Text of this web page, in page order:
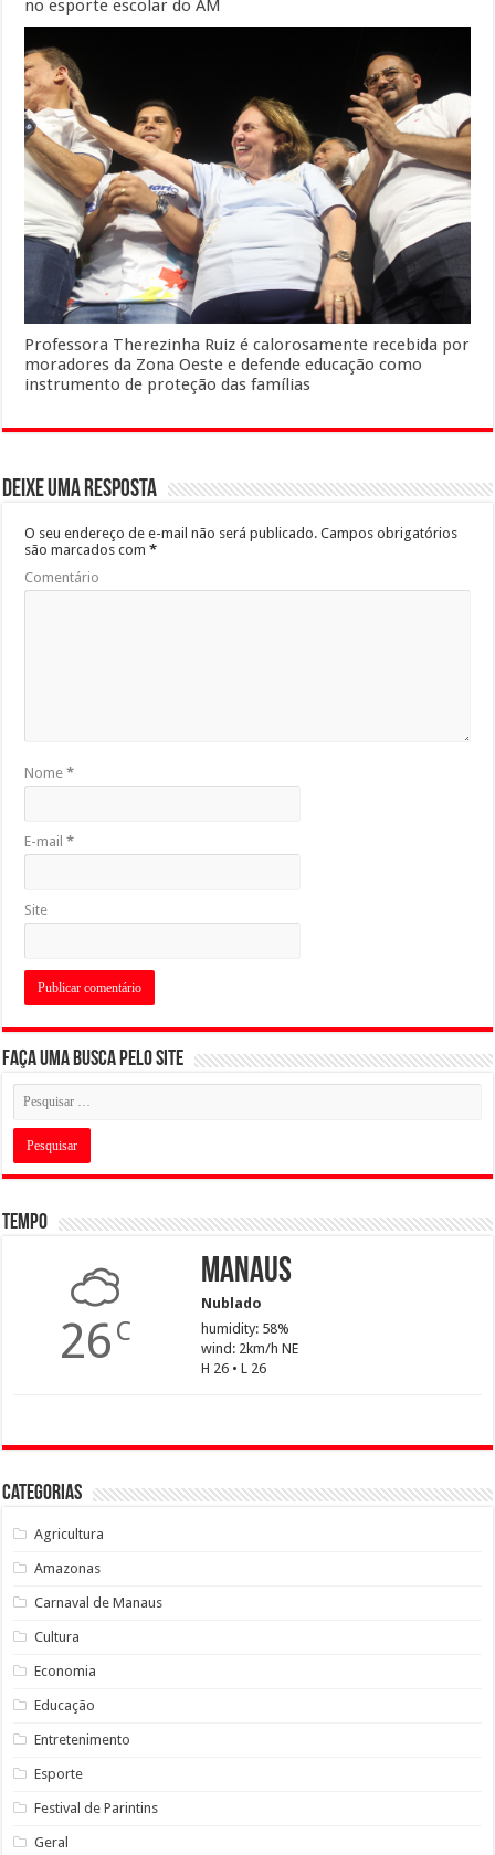
no esporte escolar do AM
Professora Therezinha Ruiz é calorosamente recebida por
moradores da Zona Oeste e defende educação como
instrumento de proteção das famílias
Deixe uma resposta
O seu endereço de e-mail não será publicado. Campos obrigatórios
são marcados com*
Comentário
Nome*
E-mail*
Site
Faça uma busca pelo Site
Tempo
26 C
Manaus
Nublado
humidity: 58%
wind: 2km/h NE
H 26 • L 26
Categorias
Agricultura
Amazonas
Carnaval de Manaus
Cultura
Economia
Educação
Entretenimento
Esporte
Festival de Parintins
Geral